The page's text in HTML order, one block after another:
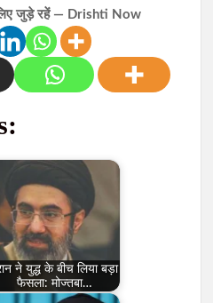
जुड़े रहें — Drishti Now
ने युद्ध के बीच लिया बड़ा
फैसला: मोज्तबा…